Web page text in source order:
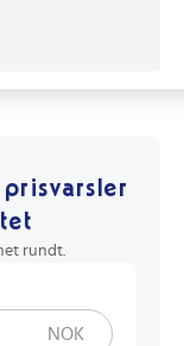
rundt.
NOK